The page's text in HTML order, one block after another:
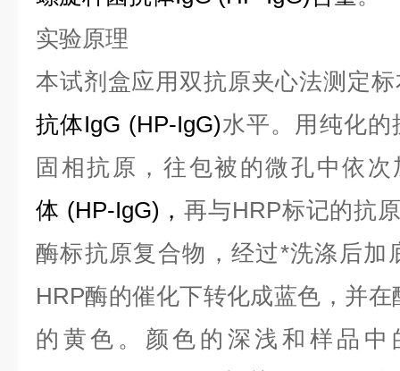
实验原理
本试剂盒应用双抗原夹心法测定
抗体IgG (HP-IgG)水平。用纯化的
固相抗 原 ，往包被的微孔中依
体 (HP-IgG) ，再与HRP标记的抗
酶标抗原复合物 ，经过*洗涤后加
HRP酶的催化下转化成蓝色，并
的黄色。颜色的深浅和样品中